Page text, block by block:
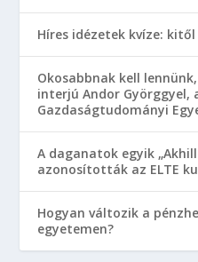
Híres idézetek kvíze:
Okosabbnak kell
interjú Andor Györggyel,
Gazdaságtudományi
A daganatok egyik
azonosították az ELTE
Hogyan változik a
egyetemen?